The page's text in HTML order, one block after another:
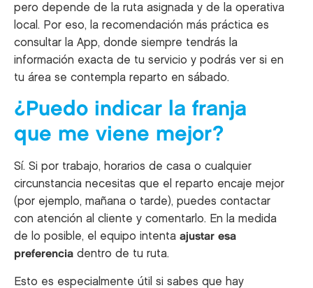
pero depende de la ruta asignada y de la operativa
local. Por eso, la recomendación más práctica es
consultar la App, donde siempre tendrás la
información exacta de tu servicio y podrás ver si en
tu área se contempla reparto en sábado.
¿Puedo indicar la franja
que me viene mejor?
Sí. Si por trabajo, horarios de casa o cualquier
circunstancia necesitas que el reparto encaje mejor
(por ejemplo, mañana o tarde), puedes contactar
con atención al cliente y comentarlo. En la medida
de lo posible, el equipo intenta ajustar esa
preferencia dentro de tu ruta.
Esto es especialmente útil si sabes que hay